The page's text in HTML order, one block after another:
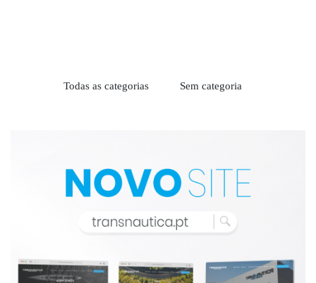
Todas as categorias Sem categoria